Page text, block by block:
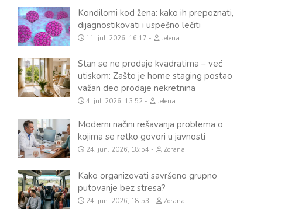
Kondilomi kod žena: kako ih prepoznati,
dijagnostikovati i uspešno lečiti
11. jul. 2026, 16:17 Jelena
Stan se ne prodaje kvadratima – već
utiskom: Zašto je home staging postao
važan deo prodaje nekretnina
4. jul. 2026, 13:52 Jelena
Moderni načini rešavanja problema o
kojima se retko govori u javnosti
24. jun. 2026, 18:54 Zorana
Kako organizovati savršeno grupno
putovanje bez stresa?
24. jun. 2026, 18:53 Zorana